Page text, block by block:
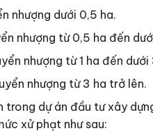
nhượng dưới 0,5 ha.
nhượng từ 0,5 ha đến
nhượng từ 1 ha đến dưới
nhượng từ 3 ha trở lên.
dự án đầu tư xây
xử phạt như sau: